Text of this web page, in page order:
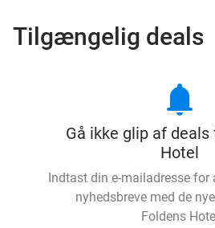
Tilgængelig deals
notifications
Gå ikke glip af deals
Hotel
Indtast din e-mailadresse for
nyhedsbreve med de
Foldens